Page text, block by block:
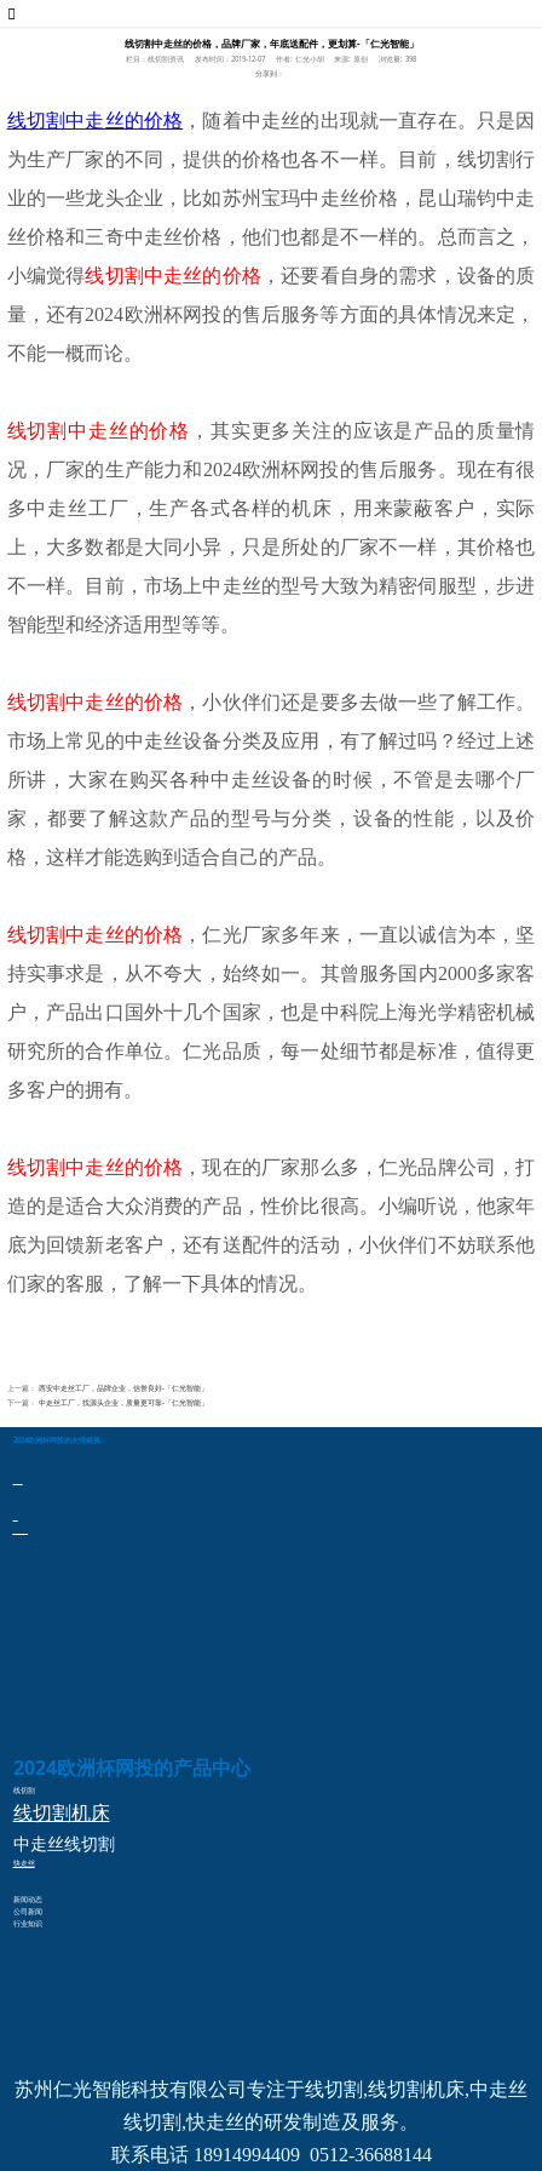
线切割中走丝的价格，品牌厂家，年底送配件，更划算-「仁光智能」
栏目：线切割资讯 发布时间：2019-12-07 作者: 仁光小胡 来源: 原创
浏览量: 398
分享到：
线切割中走丝的价格 ，随着中走丝的出现就一直存在。只是因
为生产厂家的不同，提供的价格也各不一样。目前，线切割行
业的一些龙头企业，比如苏州宝玛中走丝价格，昆山瑞钧中走
丝价格和三奇中走丝价格，他们也都是不一样的。总而言之，
小编觉得线切割中走丝的价格 ，还要看自身的需求，设备的质
量，还有2024欧洲杯网投的售后服务等方面的具体情况来定，
不能一概而论。
线切割中走丝的价格 ，其实更多关注的应该是产品的质量情
况，厂家的生产能力和2024欧洲杯网投的售后服务。现在有很
多中走丝工厂，生产各式各样的机床，用来蒙蔽客户，实际
上，大多数都是大同小异，只是所处的厂家不一样，其价格也
不一样。目前，市场上中走丝的型号大致为精密伺服型，步进
智能型和经济适用型等等。
线切割中走丝的价格 ，小伙伴们还是要多去做一些了解工作。
市场上常见的中走丝设备分类及应用，有了解过吗？经过上述
所讲，大家在购买各种中走丝设备的时候，不管是去哪个厂
家，都要了解这款产品的型号与分类，设备的性能，以及价
格，这样才能选购到适合自己的产品。
线切割中走丝的价格 ，仁光厂家多年来，一直以诚信为本，坚
持实事求是，从不夸大，始终如一。其曾服务国内2000多家客
户，产品出口国外十几个国家，也是中科院上海光学精密机械
研究所的合作单位。仁光品质，每一处细节都是标准，值得更
多客户的拥有。
线切割中走丝的价格 ，现在的厂家那么多，仁光品牌公司，打
造的是适合大众消费的产品，性价比很高。小编听说，他家年
底为回馈新老客户，还有送配件的活动，小伙伴们不妨联系他
们家的客服，了解一下具体的情况。
上一篇： 西安中走丝工厂，品牌企业，信誉良好-「仁光智能」
下一篇： 中走丝工厂，找源头企业，质量更可靠-「仁光智能」
2024欧洲杯网投的友情链接：
2024欧洲杯网投的产品中心
线切割
线切割机床
中走丝线切割
快走丝
新闻动态
公司新闻
行业知识
苏州仁光智能科技有限公司专注于线切割,线切割机床,中走丝
线切割,快走丝的研发制造及服务。
联系电话 18914994409  0512-36688144